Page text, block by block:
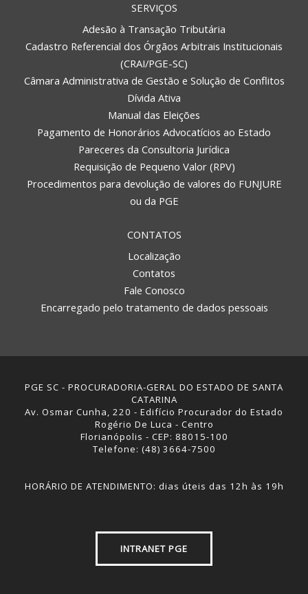
SERVIÇOS
Adesão à Transação Tributária
Cadastro Referencial dos Órgãos Arbitrais Institucionais
(CRAI/PGE-SC)
Câmara Administrativa de Gestão e Solução de Conflitos
Dívida Ativa
Manual das Eleições
Pagamento de Honorários Advocatícios ao Estado
Pareceres da Consultoria Jurídica
Requisição de Pequeno Valor (RPV)
Procedimentos para devolução de valores do FUNJURE
ou da PGE
CONTATOS
Localização
Contatos
Fale Conosco
Encarregado pelo tratamento de dados pessoais
PGE SC - PROCURADORIA-GERAL DO ESTADO DE SANTA
CATARINA
Av. Osmar Cunha, 220 - Edifício Procurador do Estado
Rogério De Luca - Centro
Florianópolis - CEP: 88015-100
Telefone: (48) 3664-7500
HORÁRIO DE ATENDIMENTO: dias úteis das 12h às 19h
INTRANET PGE